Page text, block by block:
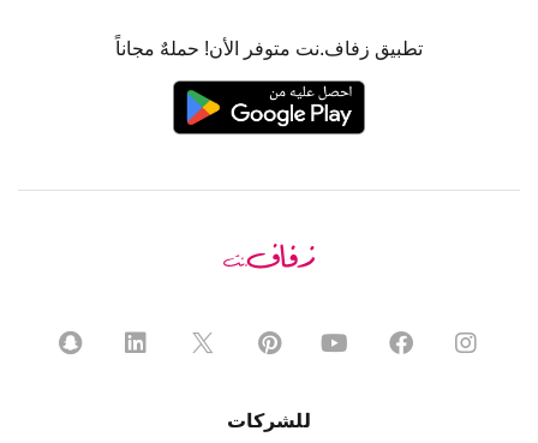
تطبيق زفاف.نت متوفر الأن! حملهٌ مجاناً
للشركات